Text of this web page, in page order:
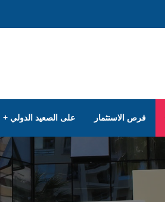
فرص الاستثمار على الصعيد الدولي